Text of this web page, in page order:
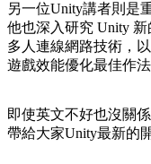
另一位Unity講者則是
他也深入研究 Unity
多人連線網路技術，
遊戲效能優化最佳作
即使英文不好也沒關
帶給大家Unity最新的